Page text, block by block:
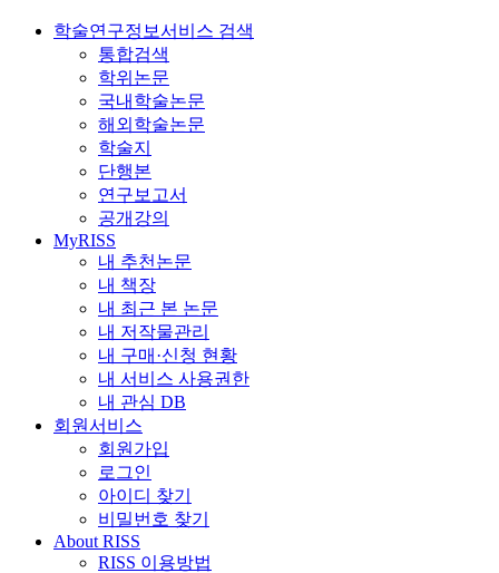
학술연구정보서비스 검색
통합검색
학위논문
국내학술논문
해외학술논문
학술지
단행본
연구보고서
공개강의
MyRISS
내 추천논문
내 책장
내 최근 본 논문
내 저작물관리
내 구매·신청 현황
내 서비스 사용권한
내 관심 DB
회원서비스
회원가입
로그인
아이디 찾기
비밀번호 찾기
About RISS
RISS 이용방법